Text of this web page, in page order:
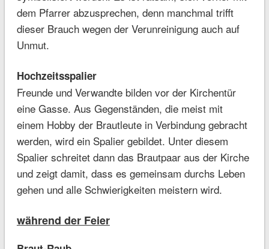
dem Pfarrer abzusprechen, denn manchmal trifft
dieser Brauch wegen der Verunreinigung auch auf
Unmut.
Hochzeitsspalier
Freunde und Verwandte bilden vor der Kirchentür
eine Gasse. Aus Gegenständen, die meist mit
einem Hobby der Brautleute in Verbindung gebracht
werden, wird ein Spalier gebildet. Unter diesem
Spalier schreitet dann das Brautpaar aus der Kirche
und zeigt damit, dass es gemeinsam durchs Leben
gehen und alle Schwierigkeiten meistern wird.
während der Feier